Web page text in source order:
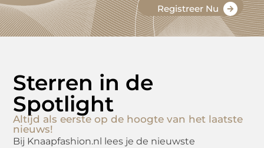
Registreer Nu
Sterren in de
Spotlight
Altijd als eerste op de hoogte van het laatste
nieuws!
Bij Knaapfashion.nl lees je de nieuwste